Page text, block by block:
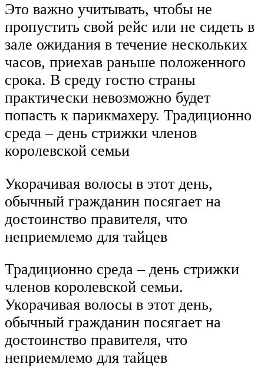
Это важно учитывать, чтобы не
пропустить свой рейс или не сидеть в
зале ожидания в течение нескольких
часов, приехав раньше положенного
срока. В среду гостю страны
практически невозможно будет
попасть к парикмахеру. Традиционно
среда – день стрижки членов
королевской семьи
Укорачивая волосы в этот день,
обычный гражданин посягает на
достоинство правителя, что
неприемлемо для тайцев
Традиционно среда – день стрижки
членов королевской семьи.
Укорачивая волосы в этот день,
обычный гражданин посягает на
достоинство правителя, что
неприемлемо для тайцев